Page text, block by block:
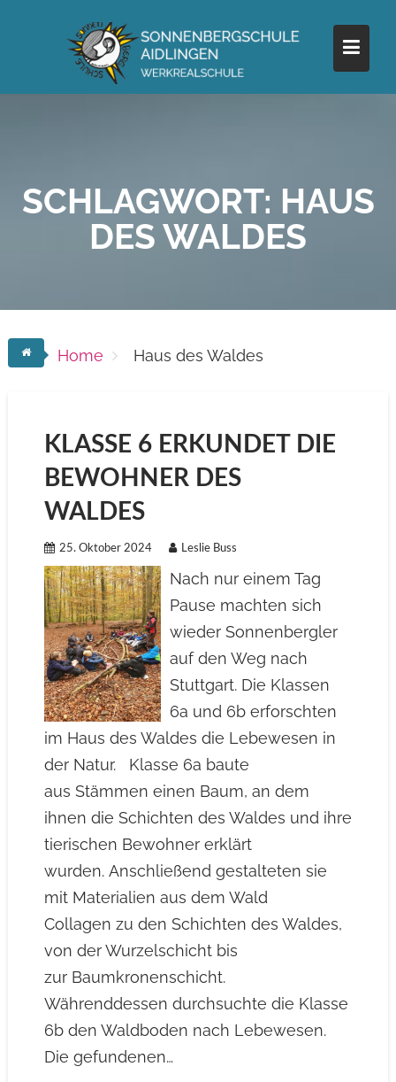
SCHLAGWORT: HAUS
DES WALDES
Home Haus des Waldes
KLASSE 6 ERKUNDET DIE
BEWOHNER DES
WALDES
25. Oktober 2024 Leslie Buss
Nach nur einem Tag
Pause machten sich
wieder Sonnenbergler
auf den Weg nach
Stuttgart. Die Klassen
6a und 6b erforschten
im Haus des Waldes die Lebewesen in
der Natur. Klasse 6a baute
aus Stämmen einen Baum, an dem
ihnen die Schichten des Waldes und ihre
tierischen Bewohner erklärt
wurden. Anschließend gestalteten sie
mit Materialien aus dem Wald
Collagen zu den Schichten des Waldes,
von der Wurzelschicht bis
zur Baumkronenschicht.
Währenddessen durchsuchte die Klasse
6b den Waldboden nach Lebewesen.
Die gefundenen…